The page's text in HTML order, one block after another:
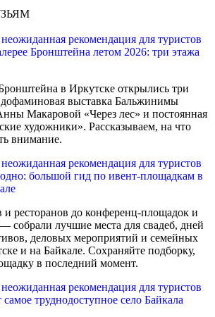
Бронштейна летом 2026: три этажа
в Иркутске открылись три
выставка Бальжинимы
Макаровой «Через лес» и постоянная
художники». Рассказываем, на что
внимание.
большой гид по ивент-площадкам в
и ресторанов до конференц-площадок и
собрали лучшие места для свадеб, дней
деловых мероприятий и семейных
и на Байкале. Сохраняйте подборку,
в последний момент.
труднодоступное село Байкала